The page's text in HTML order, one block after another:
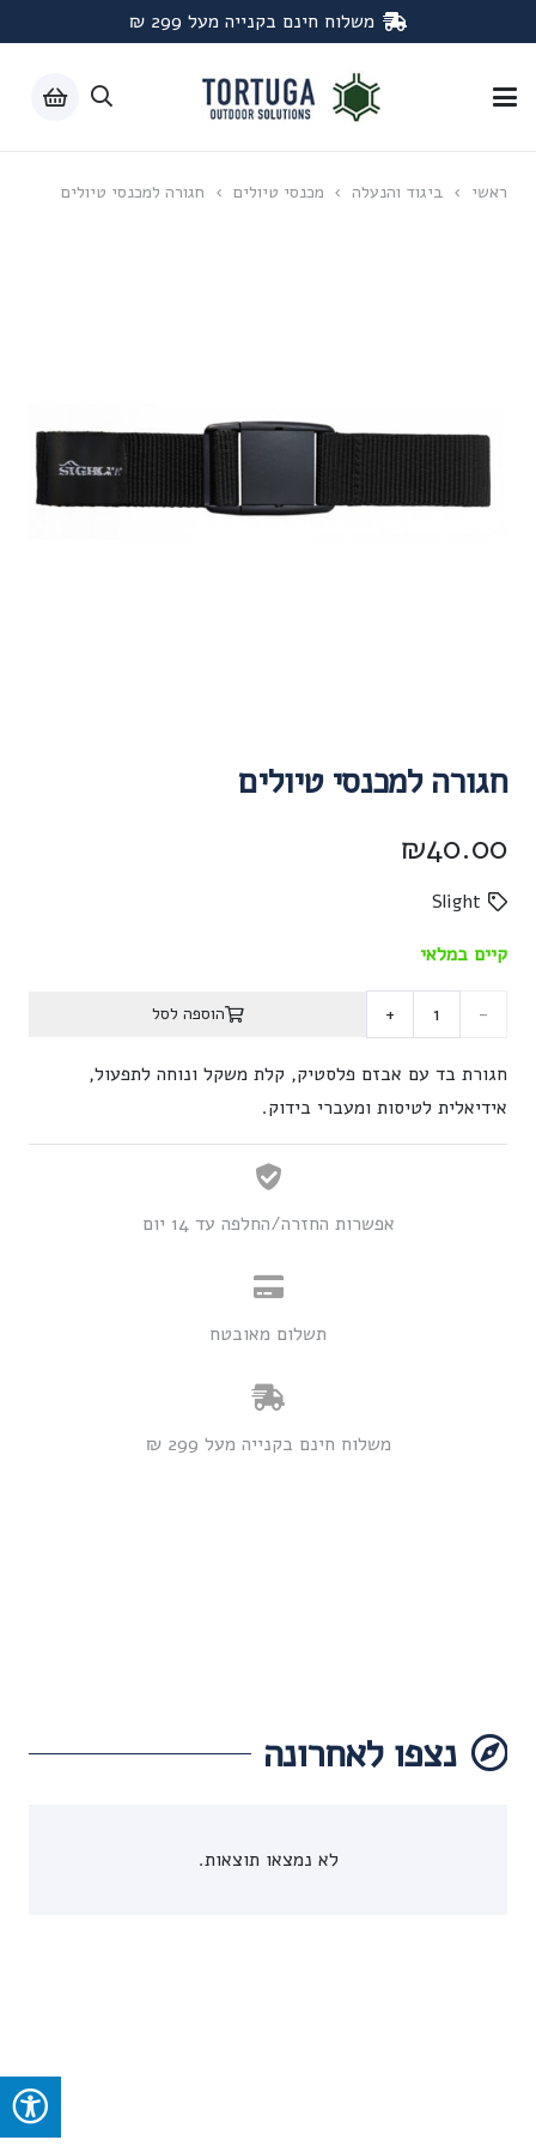
משלוח חינם בקנייה מעל 299 ₪
ראשי › ביגוד והנעלה › מכנסי טיולים › חגורה למכנסי טיולים
חגורה למכנסי טיולים
₪40.00
Slight
קיים במלאי
כמות
חגורה
הוספה לסל
חגורת בד עם אבזם פלסטיק, קלת משקל ונוחה לתפעול,
אידיאלית לטיסות ומעברי בידוק.
אפשרות החזרה/החלפה עד 14 יום
תשלום מאובטח
משלוח חינם בקנייה מעל 299 ₪
נצפו לאחרונה
לא נמצאו תוצאות.